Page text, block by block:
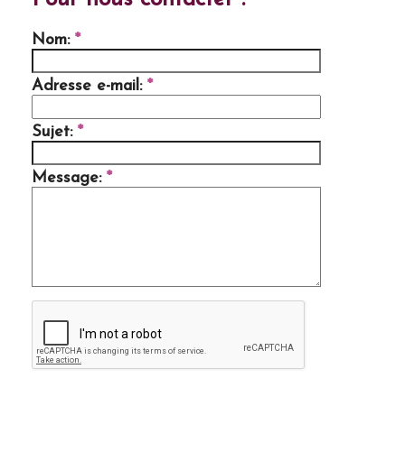
Nom:*
Adresse e-mail:*
Sujet:*
Message:*